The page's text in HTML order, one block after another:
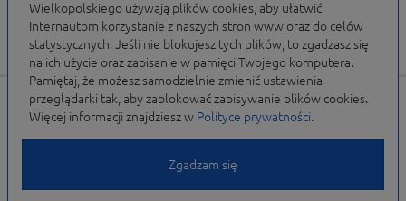
Serwisy Programów
Portal finansowany przez Unię Europejską w ramach
WRPO 2007-2013 i WRPO 2014-2020 oraz budżet
Wielkopolskiego używają plików cookies, aby ułatwić
Internautom korzystanie z naszych stron www oraz do celów
statystycznych. Jeśli nie blokujesz tych plików, to zgadzasz się
na ich użycie oraz zapisanie w pamięci Twojego komputera.
Pamiętaj, że możesz samodzielnie zmienić ustawienia
przeglądarki tak, aby zablokować zapisywanie plików cookies.
Więcej informacji znajdziesz w Polityce prywatności.
Zgadzam się